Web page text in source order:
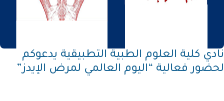
نادي كلية العلوم الطبية التطبيقية يدعوكم
لحضور فعالية “اليوم العالمي لمرض الإيدز”